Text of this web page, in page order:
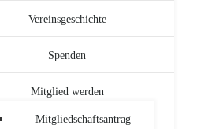
Vereinsgeschichte
Spenden
Mitglied werden
Mitgliedschaftsantrag